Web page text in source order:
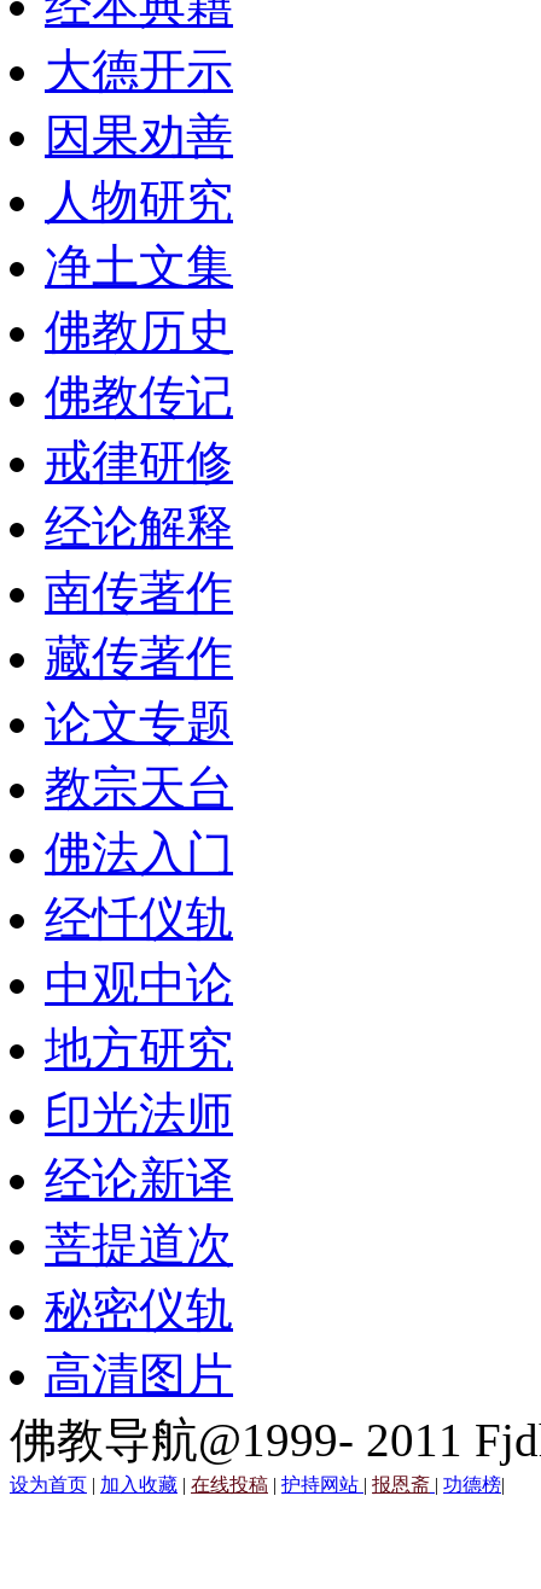
大德开示
因果劝善
人物研究
净土文集
佛教历史
佛教传记
戒律研修
经论解释
南传著作
藏传著作
论文专题
教宗天台
佛法入门
经忏仪轨
中观中论
地方研究
印光法师
经论新译
菩提道次
秘密仪轨
高清图片
佛教导航@1999- 2011
设为首页 | 加入收藏 | 在线投稿 | 护持网站 | 报恩斋 | 功德榜|